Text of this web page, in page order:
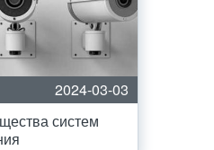
2024-03-03
систем